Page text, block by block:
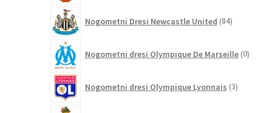
Nogometni Dresi Newcastle United 84izdelkov
Nogometni dresi Olympique De Marseille 0
Nogometni dresi Olympique Lyonnais 3izdelki